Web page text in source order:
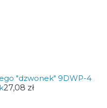
"dzwonek" 9DWP-4
27,08 zł